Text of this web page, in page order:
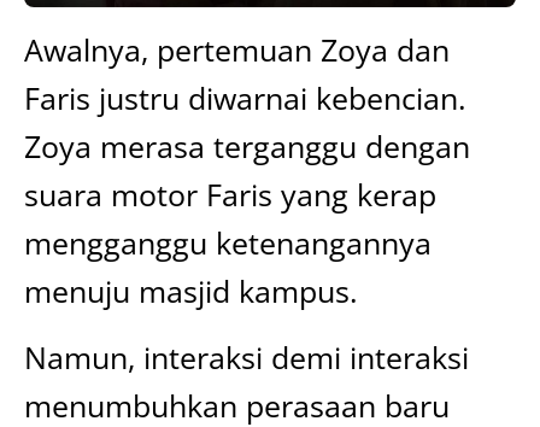
Awalnya, pertemuan Zoya dan
Faris justru diwarnai kebencian.
Zoya merasa terganggu dengan
suara motor Faris yang kerap
mengganggu ketenangannya
menuju masjid kampus.
Namun, interaksi demi interaksi
menumbuhkan perasaan baru